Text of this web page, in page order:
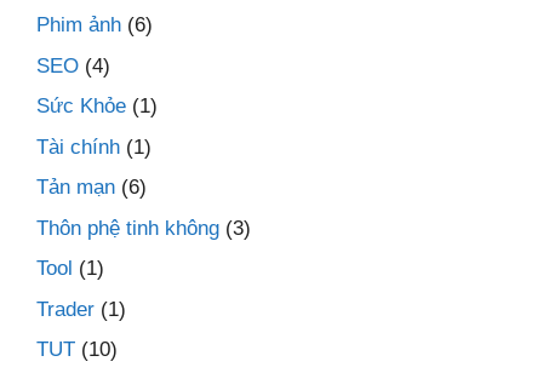
Phim ảnh (6)
SEO (4)
Sức Khỏe (1)
Tài chính (1)
Tản mạn (6)
Thôn phệ tinh không (3)
Tool (1)
Trader (1)
TUT (10)